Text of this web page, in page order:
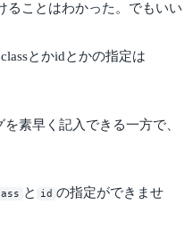
ることはわかった。でもいい
とかidとかの指定は
素早く記入できる一方で、
と id の指定ができませ